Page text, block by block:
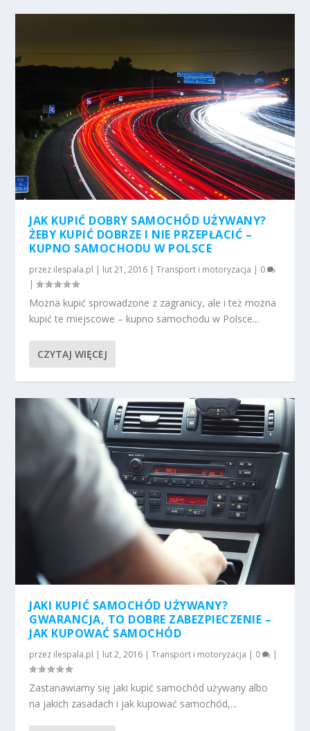
JAK KUPIĆ DOBRY SAMOCHÓD UŻYWANY?
ŻEBY KUPIĆ DOBRZE I NIE PRZEPŁACIĆ –
KUPNO SAMOCHODU W POLSCE
przez ilespala.pl lut 21, 2016 |Transport i motoryzacja
0
|
Można kupić sprowadzone z zagranicy, ale i też można
kupić te miejscowe – kupno samochodu w Polsce...
CZYTAJ WIĘCEJ
JAKI KUPIĆ SAMOCHÓD UŻYWANY?
GWARANCJA, TO DOBRE ZABEZPIECZENIE –
JAK KUPOWAĆ SAMOCHÓD
przez ilespala.pl | lut 2, 2016 |Transport i motoryzacja | 0 |
Zastanawiamy się jaki kupić samochód używany albo
na jakich zasadach i jak kupować samochód,...